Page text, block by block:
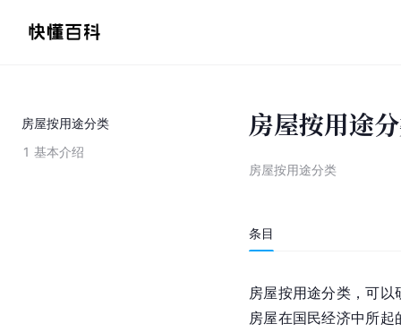
房屋按用途分类
1 基本介绍
房屋按用途
房屋按用途分类
条目
房屋按用途分类，可
房屋在国民经济中所